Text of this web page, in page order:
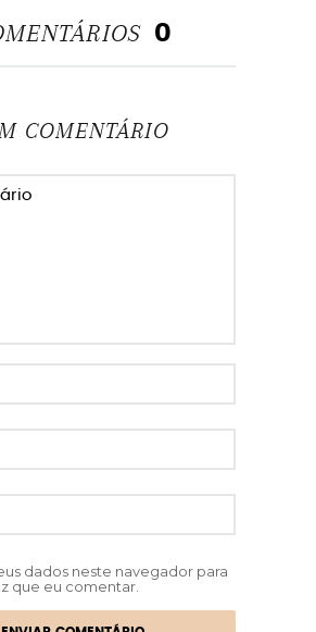
0
COMENTÁRIO
dados neste navegador para
que eu comentar.